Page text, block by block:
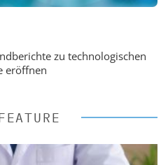
zu technologischen
eröffnen